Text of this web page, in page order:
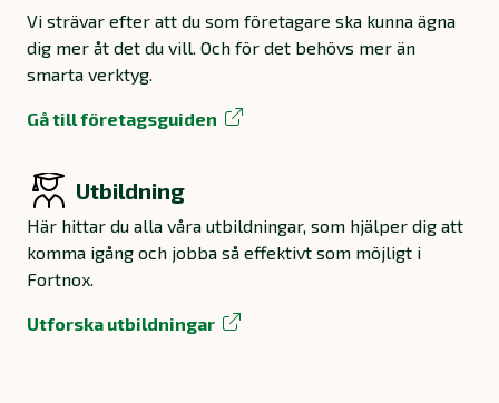
Vi strävar efter att du som företagare ska kunna ägna
dig mer åt det du vill. Och för det behövs mer än
smarta verktyg.
Gå till företagsguiden
Utbildning
Här hittar du alla våra utbildningar, som hjälper dig att
komma igång och jobba så effektivt som möjligt i
Fortnox.
Utforska utbildningar